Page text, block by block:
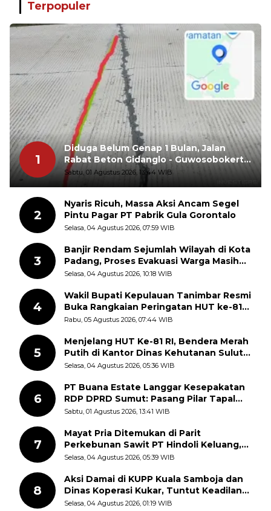
Terpopuler
1
Diduga Belum Genap 1 Bulan, Jalan
Rabat Beton Gidanglo - Guwosobokerto
Sudah Pecah
Sabtu, 01 Agustus 2026, 13:44 WIB
2
Nyaris Ricuh, Massa Aksi Ancam Segel
Pintu Pagar PT Pabrik Gula Gorontalo
Selasa, 04 Agustus 2026, 07:59 WIB
3
Banjir Rendam Sejumlah Wilayah di Kota
Padang, Proses Evakuasi Warga Masih
Berlangsung
Selasa, 04 Agustus 2026, 10:18 WIB
4
Wakil Bupati Kepulauan Tanimbar Resmi
Buka Rangkaian Peringatan HUT ke-81
Kemerdekaan RI, ASN Diajak Perkuat
Rabu, 05 Agustus 2026, 07:44 WIB
5
Menjelang HUT Ke-81 RI, Bendera Merah
Putih di Kantor Dinas Kehutanan Sulut
Disorot Warga
Selasa, 04 Agustus 2026, 05:36 WIB
6
PT Buana Estate Langgar Kesepakatan
RDP DPRD Sumut: Pasang Pilar Tapal
Batas Sepihak Tanpa Libatkan
Sabtu, 01 Agustus 2026, 13:41 WIB
7
Mayat Pria Ditemukan di Parit
Perkebunan Sawit PT Hindoli Keluang,
Polisi Selidiki Penyebab Kematian
Selasa, 04 Agustus 2026, 05:39 WIB
8
Aksi Damai di KUPP Kuala Samboja dan
Dinas Koperasi Kukar, Tuntut Keadilan
dan Kesempatan Kerja yang Adil
Selasa, 04 Agustus 2026, 01:19 WIB